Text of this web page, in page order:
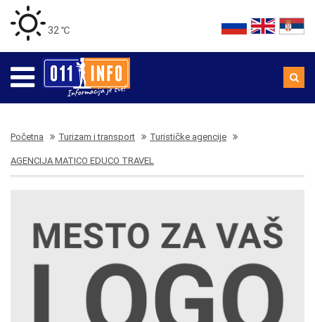
32 ℃
Početna Turizam i transport Turističke agencije
AGENCIJA MATICO EDUCO TRAVEL